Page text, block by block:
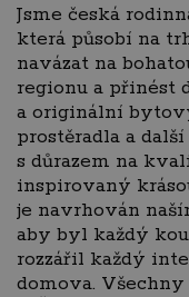
Jsme česká
která působí na
navázat na
regionu a přinést
a originální
prostěradla a
s důrazem na
inspirovaný
je navrhován
aby byl každý
rozzářil každý
domova.